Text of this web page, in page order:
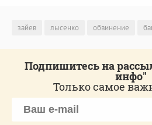
зайев лысенко обвинение
Подпишитесь на
инфо"
Только самое